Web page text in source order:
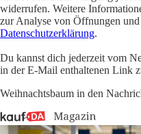
widerrufen. Weitere
zur Analyse von Öffnungen
Datenschutzerklärung.
Du kannst dich jederzeit vom
in der E-Mail enthaltenen Link
Weihnachtsbaum in den